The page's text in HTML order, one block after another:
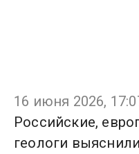
16 июня 2026,
Российские,
геологи